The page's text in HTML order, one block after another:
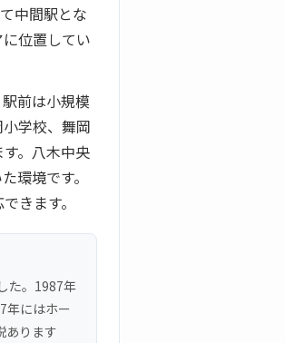
中間駅とな
位置してい
前は小規模
学校、舞岡
。八木中央
環境です。
きます。
た。1987年
年にはホー
あります